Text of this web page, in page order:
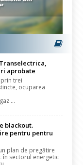
aprobate
trei
ocuparea
...
blackout.
pentru pentru
plan de pregătire
în sectorul energetic